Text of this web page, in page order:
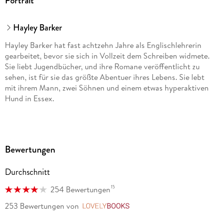
Hayley Barker
Hayley Barker hat fast achtzehn Jahre als Englischlehrerin
gearbeitet, bevor sie sich in Vollzeit dem Schreiben widmete.
Sie liebt Jugendbücher, und ihre Romane veröffentlicht zu
sehen, ist für sie das größte Abentuer ihres Lebens. Sie lebt
mit ihrem Mann, zwei Söhnen und einem etwas hyperaktiven
Hund in Essex.
Katharina Naumann ist Autorin, freie Lektorin und
Werke von Jojo Moyes und Emily Henry übersetzt.
Bewertungen
Durchschnitt
254 Bewertungen15
253 Bewertungen von